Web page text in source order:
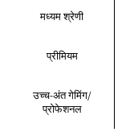
मध्यम श्रेणी
प्रीमियम
उच्च-अंत गेमिंग/
प्रोफेशनल